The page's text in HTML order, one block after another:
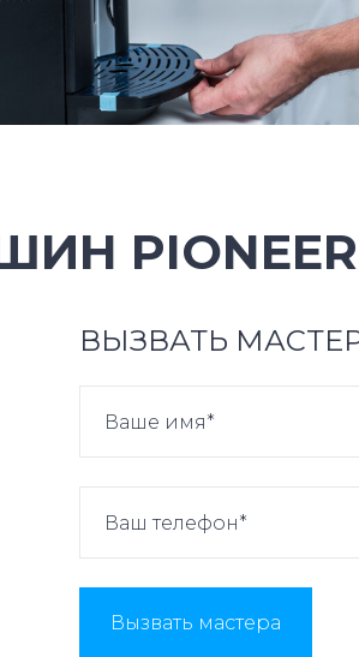
PIONEER
ВЫЗВАТЬ
Вызвать мастера